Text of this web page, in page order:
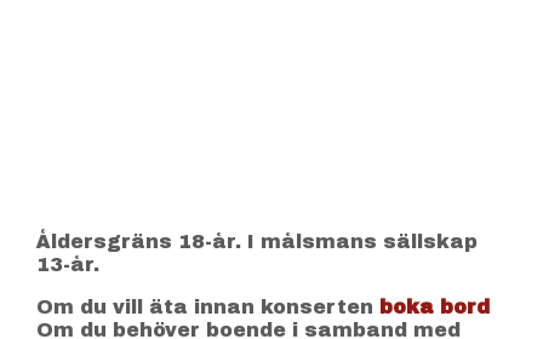
Åldersgräns 18-år. I målsmans sällskap
13-år.
Om du vill äta innan konserten boka bord
Om du behöver boende i samband med